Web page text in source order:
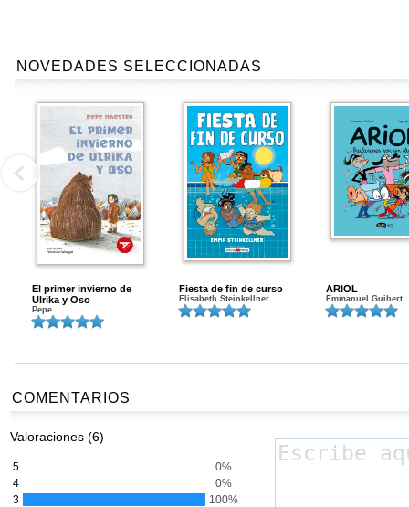
NOVEDADES SELECCIONADAS
El primer invierno de
Ulrika y Oso
Pepe
Fiesta de fin de curso
Elisabeth Steinkellner
ARIOL
Emmanuel Guibert
COMENTARIOS
Valoraciones (6)
5
0%
4
0%
3
100%